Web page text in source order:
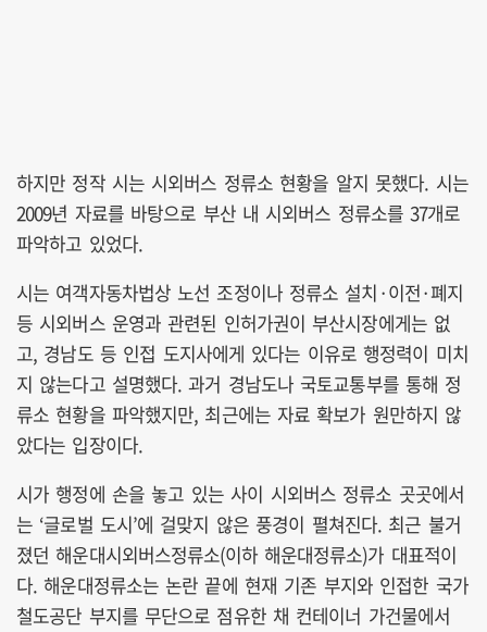
하지만 정작 시는 시외버스 정류소 현황을 알지 못했다. 시는
2009년 자료를 바탕으로 부산 내 시외버스 정류소를 37개로
파악하고 있었다.
시는 여객자동차법상 노선 조정이나 정류소 설치·이전·폐지
등 시외버스 운영과 관련된 인허가권이 부산시장에게는 없
고, 경남도 등 인접 도지사에게 있다는 이유로 행정력이 미치
지 않는다고 설명했다. 과거 경남도나 국토교통부를 통해 정
류소 현황을 파악했지만, 최근에는 자료 확보가 원만하지 않
았다는 입장이다.
시가 행정에 손을 놓고 있는 사이 시외버스 정류소 곳곳에서
는 ‘글로벌 도시’에 걸맞지 않은 풍경이 펼쳐진다. 최근 불거
졌던 해운대시외버스정류소(이하 해운대정류소)가 대표적이
다. 해운대정류소는 논란 끝에 현재 기존 부지와 인접한 국가
철도공단 부지를 무단으로 점유한 채 컨테이너 가건물에서